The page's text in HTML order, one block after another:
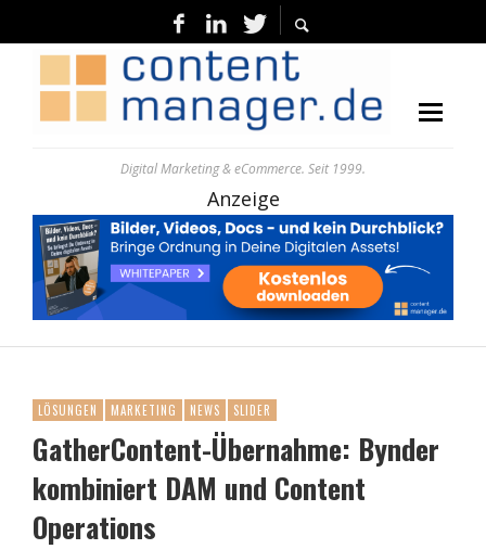
Digital Marketing & eCommerce. Seit 1999.
Anzeige
LÖSUNGEN MARKETING NEWS SLIDER
GatherContent-Übernahme: Bynder
kombiniert DAM und Content
Operations